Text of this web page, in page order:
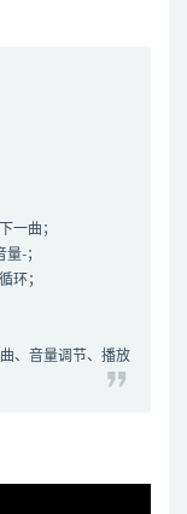
一曲；
-；
环；
、音量调节、播放